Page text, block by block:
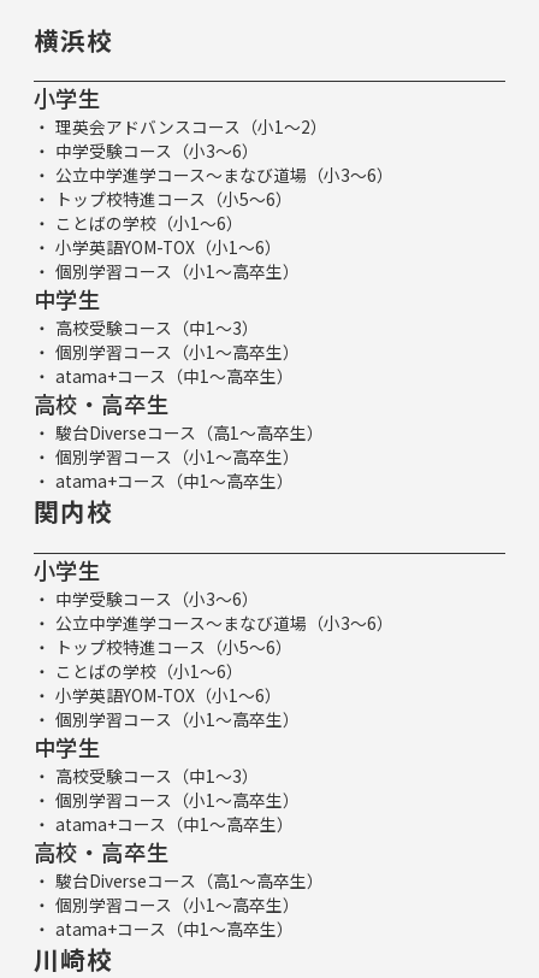
横浜校
小学生
理英会アドバンスコース（小1～2）
中学受験コース（小3～6）
公立中学進学コース～まなび道場（小3～6）
トップ校特進コース（小5～6）
ことばの学校（小1～6）
小学英語YOM-TOX（小1～6）
個別学習コース（小1～高卒生）
中学生
高校受験コース（中1～3）
個別学習コース（小1～高卒生）
atama+コース（中1～高卒生）
高校・高卒生
駿台Diverseコース（高1～高卒生）
個別学習コース（小1～高卒生）
atama+コース（中1～高卒生）
関内校
小学生
中学受験コース（小3～6）
公立中学進学コース～まなび道場（小3～6）
トップ校特進コース（小5～6）
ことばの学校（小1～6）
小学英語YOM-TOX（小1～6）
個別学習コース（小1～高卒生）
中学生
高校受験コース（中1～3）
個別学習コース（小1～高卒生）
atama+コース（中1～高卒生）
高校・高卒生
駿台Diverseコース（高1～高卒生）
個別学習コース（小1～高卒生）
atama+コース（中1～高卒生）
川崎校